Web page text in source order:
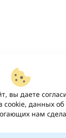
вы даете
cookie, данных об
нам